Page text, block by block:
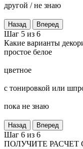
другой / не знаю
Назад Вперед
Шаг 5 из 6
Какие варианты
простое белое
цветное
с тонировкой или
пока не знаю
Назад Вперед
Шаг 6 из 6
ПОЛУЧИТЕ